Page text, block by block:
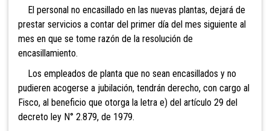
El personal no encasillado en las nuevas plantas, dejará de
prestar servicios a contar del primer día del mes siguiente al
mes en que se tome razón de la resolución de
encasillamiento.
Los empleados de planta que no sean encasillados y no
pudieren acogerse a jubilación, tendrán derecho, con cargo al
Fisco, al beneficio que otorga la letra e) del artículo 29 del
decreto ley N° 2.879, de 1979.